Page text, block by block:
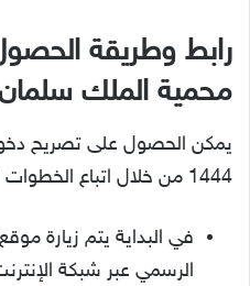
رابط وطريقة
محمية الملك سلمان
يمكن الحصول على تصريح
1444 من خلال اتباع الخطوات التالية:-
في البداية يتم زيارة
الرسمي عبر شبكة